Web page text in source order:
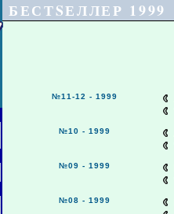
БЕСТSЕЛЛЕР 1999
№11-12 - 1999
№10 - 1999
№09 - 1999
№08 - 1999